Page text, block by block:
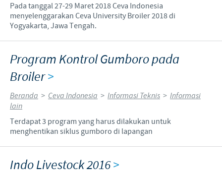
Pada tanggal 27-29 Maret 2018 Ceva Indonesia
menyelenggarakan Ceva University Broiler 2018 di
Yogyakarta, Jawa Tengah.
Program Kontrol Gumboro pada
Broiler>
Beranda > Ceva Indonesia > Informasi Teknis > Informasi
lain
Terdapat 3 program yang harus dilakukan untuk
menghentikan siklus gumboro di lapangan
Indo Livestock 2016>